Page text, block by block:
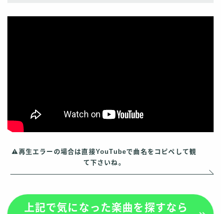
再生エラーの場合は直接YouTubeで曲名をコピペして観
て下さいね。
上記で気になった楽曲を探すなら